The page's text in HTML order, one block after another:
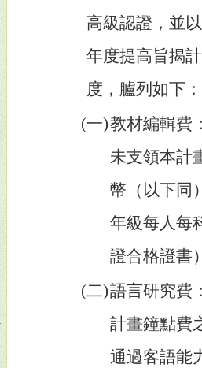
高級認證，並
年度提高旨揭
度，臚列如下：
(一)教材編輯費
未支領本計
幣（以下同
年級每人每
證合格證書
(二)語言研究費
計畫鐘點費
通過客語能